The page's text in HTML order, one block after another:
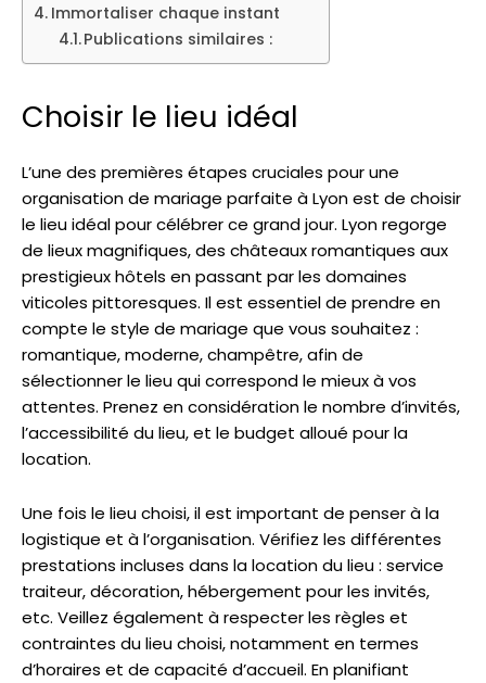
Immortaliser chaque instant
Publications similaires :
Choisir le lieu idéal
L’une des premières étapes cruciales pour une
organisation de mariage parfaite à Lyon est de choisir
le lieu idéal pour célébrer ce grand jour. Lyon regorge
de lieux magnifiques, des châteaux romantiques aux
prestigieux hôtels en passant par les domaines
viticoles pittoresques. Il est essentiel de prendre en
compte le style de mariage que vous souhaitez :
romantique, moderne, champêtre, afin de
sélectionner le lieu qui correspond le mieux à vos
attentes. Prenez en considération le nombre d’invités,
l’accessibilité du lieu, et le budget alloué pour la
location.
Une fois le lieu choisi, il est important de penser à la
logistique et à l’organisation. Vérifiez les différentes
prestations incluses dans la location du lieu : service
traiteur, décoration, hébergement pour les invités,
etc. Veillez également à respecter les règles et
contraintes du lieu choisi, notamment en termes
d’horaires et de capacité d’accueil. En planifiant